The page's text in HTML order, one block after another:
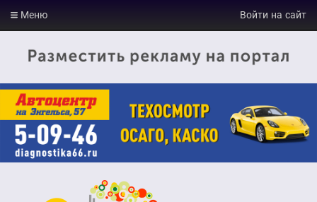
Войти на сайт
Меню